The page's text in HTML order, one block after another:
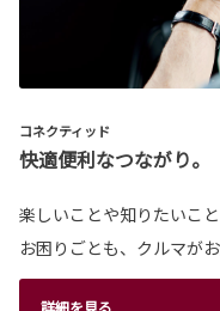
コネクティッド
快適便利なつながり。
楽しいことや知りたいこ
お困りごとも、クルマが